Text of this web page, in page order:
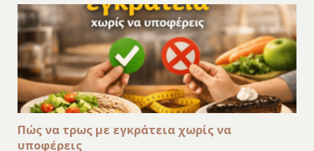
Πώς να τρως με εγκράτεια χωρίς να
υποφέρεις